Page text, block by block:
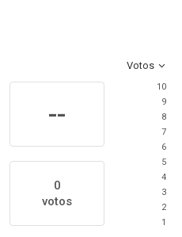
Votos
--
0
votos
10
9
8
7
6
5
4
3
2
1